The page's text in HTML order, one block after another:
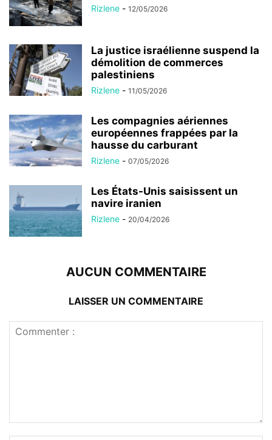
Rizlene - 12/05/2026
La justice israélienne suspend la
démolition de commerces
palestiniens
Rizlene - 11/05/2026
Les compagnies aériennes
européennes frappées par la
hausse du carburant
Rizlene - 07/05/2026
Les États-Unis saisissent un
navire iranien
Rizlene - 20/04/2026
AUCUN COMMENTAIRE
LAISSER UN COMMENTAIRE